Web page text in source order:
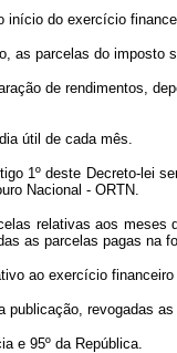
início do exercício
parcelas do imposto
de rendimentos,
útil de cada mês.
deste Decreto-lei
Nacional - ORTN.
aos meses
as parcelas pagas na
ao exercício financeiro
revogadas as
e 95º da República.